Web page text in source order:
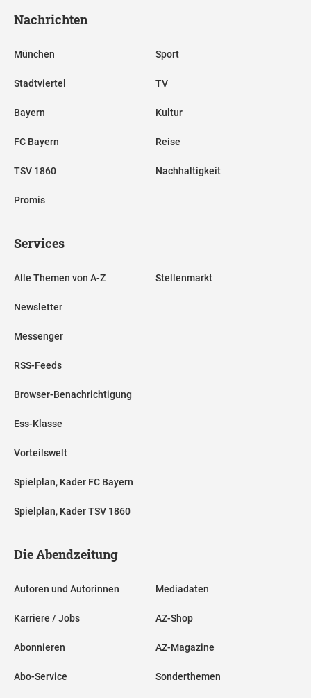
Nachrichten
München
Stadtviertel
Bayern
FC Bayern
TSV 1860
Promis
Sport
TV
Kultur
Reise
Nachhaltigkeit
Services
Alle Themen von A-Z
Newsletter
Messenger
RSS-Feeds
Browser-Benachrichtigung
Ess-Klasse
Vorteilswelt
Spielplan, Kader FC Bayern
Spielplan, Kader TSV 1860
Stellenmarkt
Die Abendzeitung
Autoren und Autorinnen
Karriere / Jobs
Abonnieren
Abo-Service
Mediadaten
AZ-Shop
AZ-Magazine
Sonderthemen